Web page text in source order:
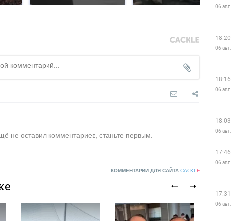
не оставил комментариев, станьте первым.
КОММЕНТАРИИ ДЛЯ САЙТА CACKL E
06 авг.
18:20
06 авг.
18:16
06 авг.
18:03
06 авг.
17:46
06 авг.
17:31
06 авг.